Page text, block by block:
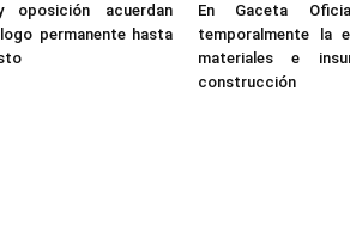
oposición acuerdan
permanente hasta
En Gaceta
temporalmente la
materiales e
construcción